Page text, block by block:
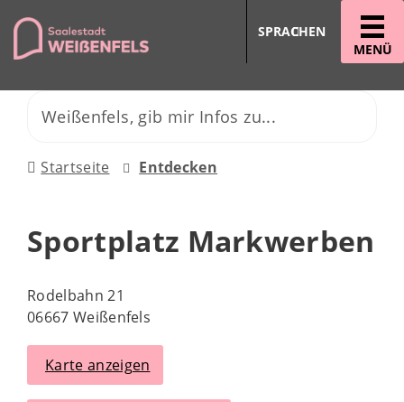
MENÜ
SPRACHEN
Startseite Entdecken
Sportplatz Markwerben
Rodelbahn 21
06667 Weißenfels
Karte anzeigen